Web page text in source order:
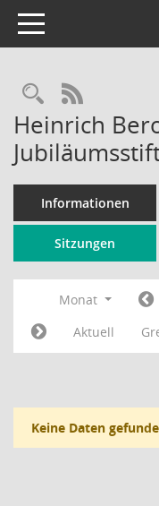
Toggle navigation
RSS-Feed
Heinrich
Informationen
Sitzungen
Monat
Aktuell
Keine Daten